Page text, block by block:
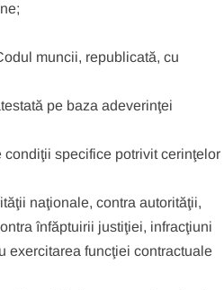
muncii, republicată, cu
pe baza adeverinţei
specifice potrivit cerinţelor
naţionale, contra autorităţii,
înfăptuirii justiţiei, infracţiuni
exercitarea funcţiei contractuale